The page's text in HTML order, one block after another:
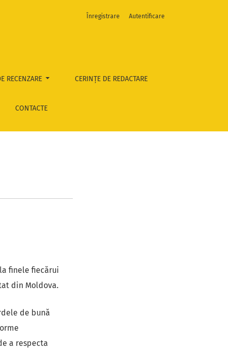
RECENZARE CERINȚE DE REDACTARE
CONTACTE
Înregistrare Autentificare
finele fiecărui
din Moldova.
de bună
a respecta